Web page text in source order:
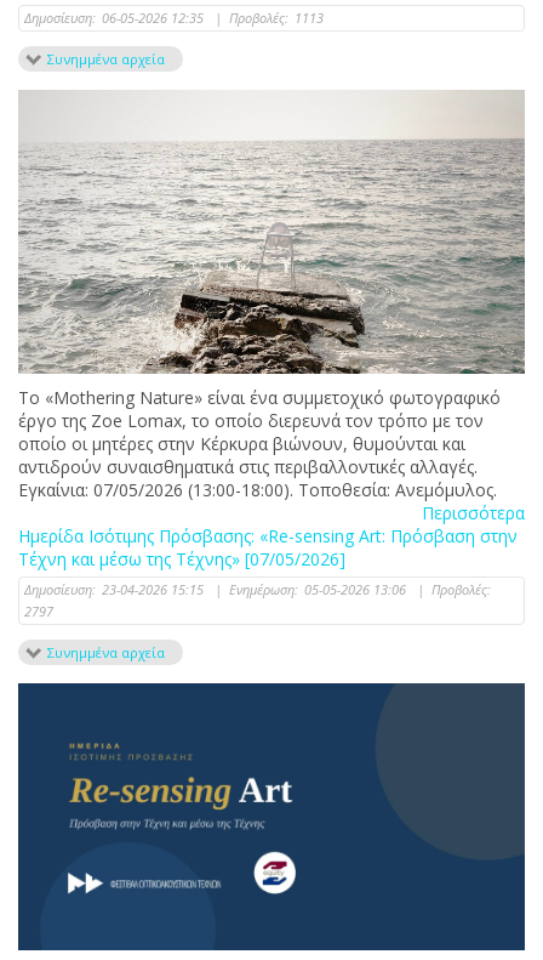
Δημοσίευση: 06-05-2026 12:35 | Προβολές: 1113
Συνημμένα αρχεία
Το «Mothering Nature» είναι ένα συμμετοχικό φωτογραφικό
έργο της Zoe Lomax, το οποίο διερευνά τον τρόπο με τον
οποίο οι μητέρες στην Κέρκυρα βιώνουν, θυμούνται και
αντιδρούν συναισθηματικά στις περιβαλλοντικές αλλαγές.
Εγκαίνια: 07/05/2026 (13:00-18:00). Τοποθεσία: Ανεμόμυλος.
Περισσότερα
Ημερίδα Ισότιμης Πρόσβασης: «Re-sensing Art: Πρόσβαση στην
Τέχνη και μέσω της Τέχνης» [07/05/2026]
Δημοσίευση: 23-04-2026 15:15 | Ενημέρωση: 05-05-2026 13:06 | Προβολές:
2797
Συνημμένα αρχεία